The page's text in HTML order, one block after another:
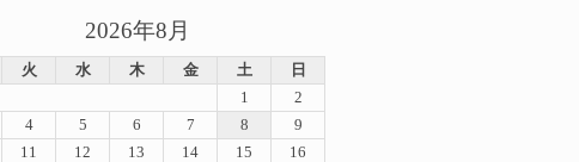
2026年8月
火 水 木 金 土
日
1
2
4 5 6 7 8
9
11 12 13 14 15
16